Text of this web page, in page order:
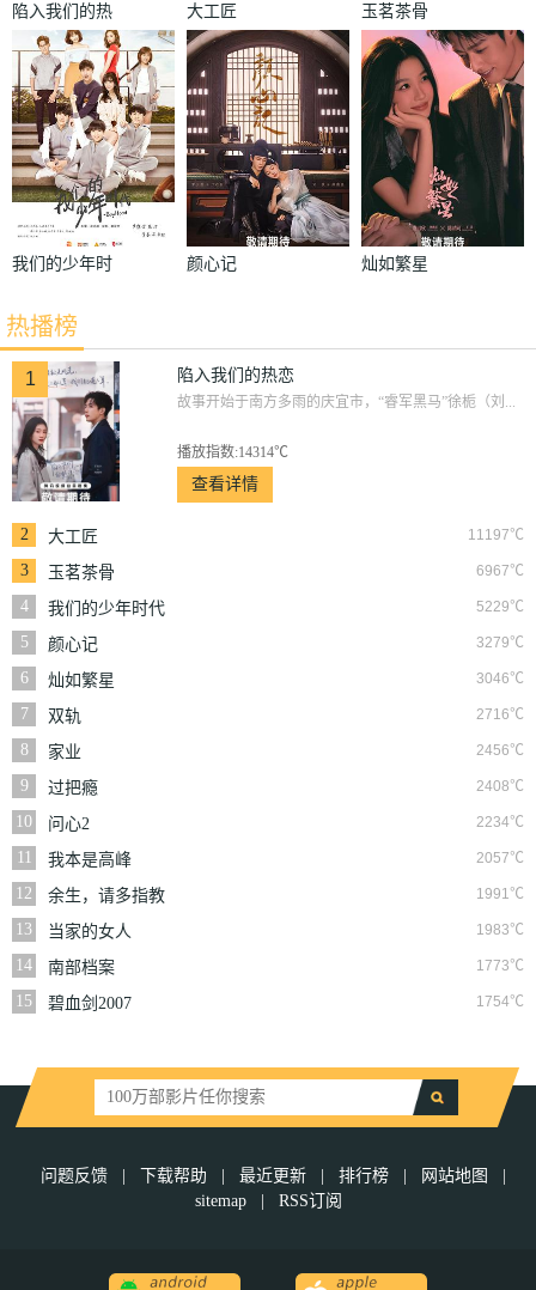
陷入我们的热
恋
大工匠 玉茗茶骨
我们的少年时
颜心记 灿如繁星
热播榜
1 陷入我们的热恋
故事开始于南方多雨的庆宜市，“睿军黑马”徐栀（刘...
播放指数:14314℃
查看详情
2 11197℃
大工匠
3
6967℃
玉茗茶骨
4
5229℃
我们的少年时代
5
3279℃
颜心记
6
3046℃
灿如繁星
7
2716℃
双轨
8
2456℃
家业
9
2408℃
过把瘾
10
2234℃
问心2
11
2057℃
我本是高峰
12
1991℃
余生，请多指教
13
1983℃
当家的女人
14
1773℃
南部档案
15
1754℃
碧血剑2007
问题反馈 下载帮助 最近更新 排行榜 网站地图
sitemap
RSS订阅